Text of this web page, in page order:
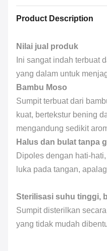
Product Description
Nilai jual produk
Ini sangat indah terbuat
yang dalam untuk
Bambu Moso
Sumpit terbuat dari
kuat, bertekstur bening
mengandung sedikit
Halus dan bulat tanpa
Dipoles dengan hati-
luka pada tangan,
Sterilisasi suhu tinggi,
Sumpit disterilkan
yang tidak mudah